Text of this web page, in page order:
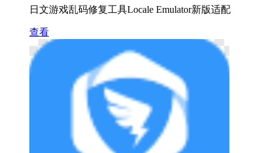
日文游戏乱码修复工具Locale Emulator新版适配
查看